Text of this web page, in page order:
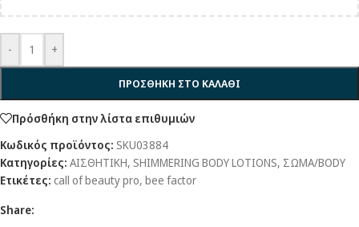
- +
ΠΡΟΣΘΗΚΗ ΣΤΟ ΚΑΛΑΘΙ
Πρόσθήκη στην λίστα επιθυμιών
Κωδικός προϊόντος: SKU03884
Κατηγορίες: ΑΙΣΘΗΤΙΚΗ, SHIMMERING BODY LOTIONS, ΣΩΜΑ/BODY
Ετικέτες: call of beauty pro, bee factor
Share: